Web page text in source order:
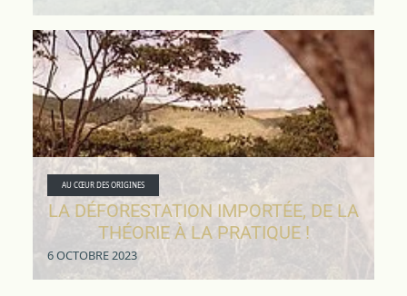
AU CŒUR DES ORIGINES
LA DÉFORESTATION IMPORTÉE, DE LA
THÉORIE À LA PRATIQUE !
6 OCTOBRE 2023